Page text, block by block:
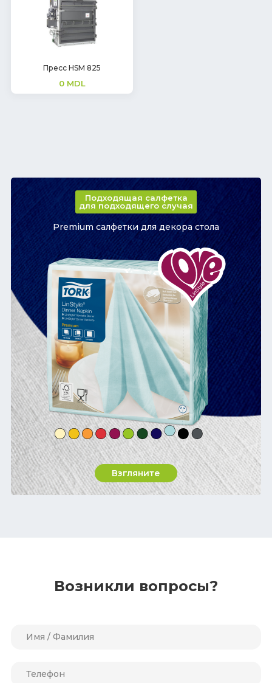
Подходящая салфетка
для подходящего случая
Premium салфетки для декора стола
Взгляните
Пресс HSM 825
0 MDL
Возникли вопросы?